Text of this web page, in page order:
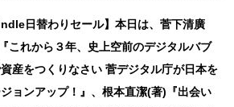
日替わりセール】本日は、菅下清廣
これから３年、史上空前のデジタルバブ
産をつくりなさい 菅デジタル庁が日本を
ョンアップ！』、根本直潔(著)『出会い